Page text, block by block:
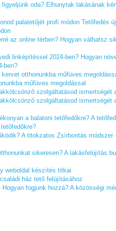
oda? Elhunytak lakásának
palatetőjét profi módon Tetőfedés
az online térben? Hogyan válhatsz
linképítéssel 2024-ben? Hogyan
ben?
otthonunkba műfüves
műfüves megoldással
szolgáltatásod ismertségét
szolgáltatásod ismertségét
a balatoni tetőfedőkre?A
A titokzatos Zsírbontás módszer
sikeresen? A lakásfelújítás
weboldal készítés titkai
ház tető felújításához
fogjunk hozzá? A közösségi